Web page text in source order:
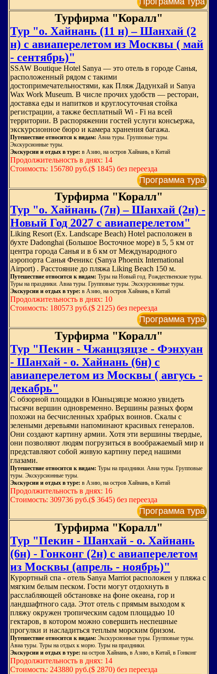
Турфирма "Коралл"
Тур "о. Хайнань (11 н) – Шанхай (2
н) с авиаперелетом из Москвы ( май
- сентябрь)"
SSAW Boutique Hotel Sanya — это отель в городе Санья,
расположенный рядом с такими
достопримечательностями, как Пляж Дадунхай и Sanya
Wax Work Museum. В числе прочих удобств — ресторан,
доставка еды и напитков и круглосуточная стойка
регистрации, а также бесплатный Wi - Fi на всей
территории. В распоряжении гостей услуги консьержа,
экскурсионное бюро и камера хранения багажа.
Путешествие относится к видам: Авиа туры. Групповые туры.
Экскурсионные туры.
Экскурсии и отдых в туре: в Азию, на остров Хайнань, в Китай
Продолжительность в днях: 14
Стоимость: 156780 руб.($ 1845) без переезда
Программа тура
Турфирма "Коралл"
Тур "о. Хайнань (7н) – Шанхай (2н) -
Новый Год 2027 с авиаперелетом"
Liking Resort (Ex. Landscape Beach) Hotel расположен в
бухте Dadonghai (Большое Восточное море) в 5, 5 км от
центра города Санья и в 6 км от Международного
аэропорта Санья Феникс (Sanya Phoenix International
Airport) . Расстояние до пляжа Liking Beach 150 м.
Путешествие относится к видам: Туры на Новый год. Рождественские туры.
Туры на праздники. Авиа туры. Групповые туры. Экскурсионные туры.
Экскурсии и отдых в туре: в Азию, на остров Хайнань, в Китай
Продолжительность в днях: 10
Стоимость: 180573 руб.($ 2125) без переезда
Программа тура
Турфирма "Коралл"
Тур "Пекин - Чжанцзяцзе - Фэнхуан
- Шанхай - о. Хайнань (6н) с
авиаперелетом из Москвы ( авгусь -
декабрь"
С обзорной площадки в Юаньцзяцзе можно увидеть
тысячи вершин одновременно. Вершины разных форм
похожи на бесчисленных храбрых воинов. Скалы с
зелеными деревьями напоминают красивых генералов.
Они создают картину армии. Хотя эти вершины твердые,
они позволяют людям погрузиться в воображаемый мир и
представляют собой живую картину перед нашими
глазами.
Путешествие относится к видам: Туры на праздники. Авиа туры. Групповые
туры. Экскурсионные туры.
Экскурсии и отдых в туре: в Азию, на остров Хайнань, в Китай
Продолжительность в днях: 16
Стоимость: 309736 руб.($ 3645) без переезда
Программа тура
Турфирма "Коралл"
Тур "Пекин - Шанхай - о. Хайнань
(6н) - Гонконг (2н) с авиаперелетом
из Москвы (апрель - ноябрь)"
Курортный спа - отель Sanya Marriot расположен у пляжа с
мягким белым песком. Гости могут отдохнуть в
расслабляющей обстановке на фоне океана, гор и
ландшафтного сада. Этот отель с прямым выходом к
пляжу окружен тропическим садом площадью 10
гектаров, в котором можно совершить неспешные
прогулки и насладиться теплым морским бризом.
Путешествие относится к видам: Экскурсионные туры. Групповые туры.
Авиа туры. Туры на отдых к морю. Туры на праздники.
Экскурсии и отдых в туре: на остров Хайнань, в Азию, в Китай, в Гонконг
Продолжительность в днях: 14
Стоимость: 243880 руб.($ 2870) без переезда